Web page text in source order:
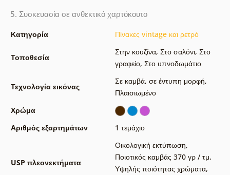
5. Συσκευασία σε ανθεκτικό χαρτόκουτο
Κατηγορία Πίνακες vintage και ρετρό
Τοποθεσία
Στην κουζίνα, Στο σαλόνι, Στο
γραφείο, Στο υπνοδωμάτιο
Τεχνολογία εικόνας
Σε καμβά, σε έντυπη μορφή,
Πλαισιωμένο
Χρώμα
Αριθμός εξαρτημάτων
1 τεμάχιο
USP πλεονεκτήματα
Οικολογική εκτύπωση,
Ποιοτικός καμβάς 370 γρ / τμ,
Υψηλής ποιότητας χρώματα,